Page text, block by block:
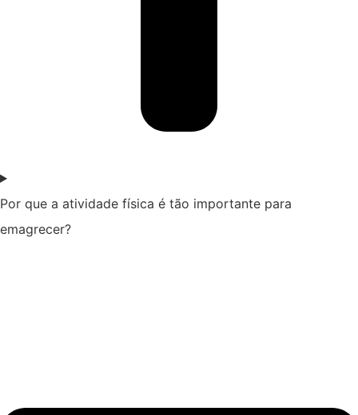
Por que a atividade física é tão importante para
emagrecer?